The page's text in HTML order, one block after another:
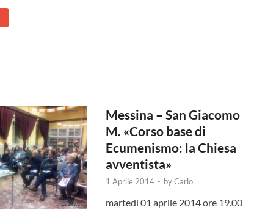
Messina – San Giacomo
M. «Corso base di
Ecumenismo: la Chiesa
avventista»
1 Aprile 2014 - byCarlo
martedì 01 aprile 2014 ore 19.00